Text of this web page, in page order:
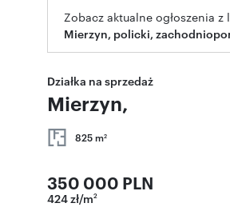
Zobacz aktualne ogłoszenia z
Mierzyn, policki,
Działka na sprzedaż
Mierzyn,
825 m2
350 000 PLN
424 zł/m2